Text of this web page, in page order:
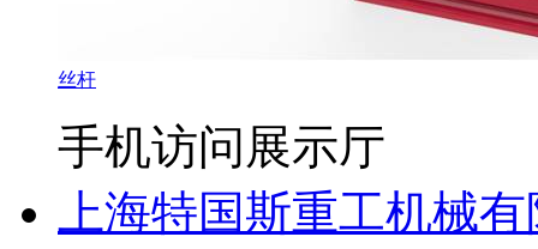
丝杆
手机访问展示厅
上海特国斯重工机械